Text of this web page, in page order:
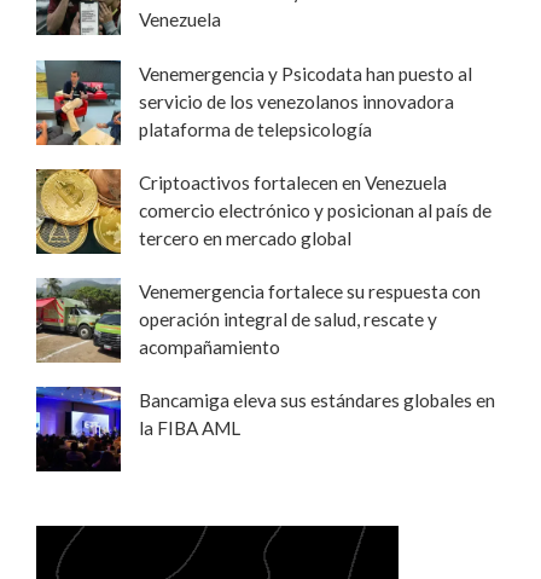
Venezuela
Venemergencia y Psicodata han puesto al
servicio de los venezolanos innovadora
plataforma de telepsicología
Criptoactivos fortalecen en Venezuela
comercio electrónico y posicionan al país de
tercero en mercado global
Venemergencia fortalece su respuesta con
operación integral de salud, rescate y
acompañamiento
Bancamiga eleva sus estándares globales en
la FIBA AML